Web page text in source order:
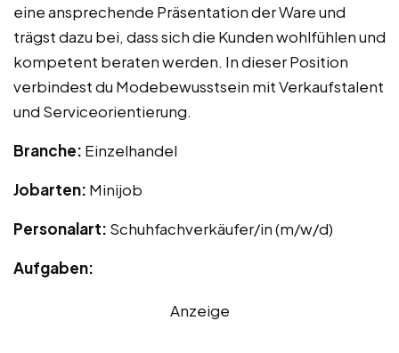
eine ansprechende Präsentation der Ware und
trägst dazu bei, dass sich die Kunden wohlfühlen und
kompetent beraten werden. In dieser Position
verbindest du Modebewusstsein mit Verkaufstalent
und Serviceorientierung.
Branche: Einzelhandel
Jobarten: Minijob
Personalart: Schuhfachverkäufer/in (m/w/d)
Aufgaben:
Anzeige